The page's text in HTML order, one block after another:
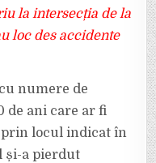
la intersecția de la
loc des accidente
numere de
de ani care ar fi
prin locul indicat în
și-a pierdut